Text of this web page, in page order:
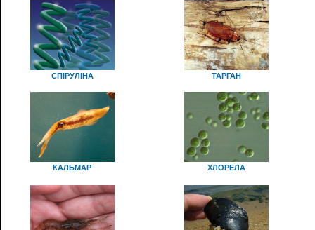
СПІРУЛІНА ТАРГАН
КАЛЬМАР ХЛОРЕЛА